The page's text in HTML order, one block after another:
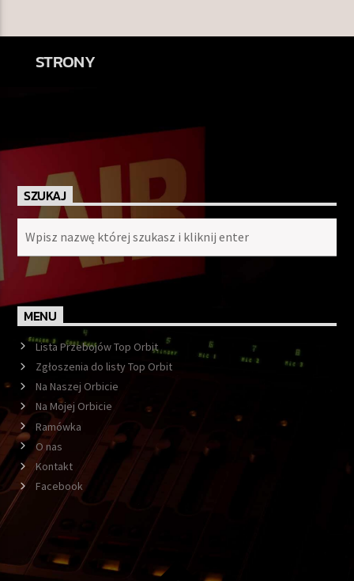
STRONY
SZUKAJ
MENU
Lista Przebojów Top Orbit
Zgłoszenia do listy Top Orbit
Na Naszej Orbicie
Na Mojej Orbicie
Ramówka
O nas
Kontakt
Facebook